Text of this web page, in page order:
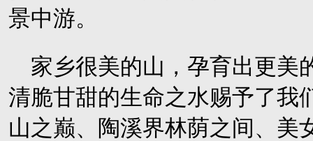
景中游。
家乡很美的山，孕育出更美
清脆甘甜的生命之水赐予了我
山之巅、陶溪界林荫之间、美